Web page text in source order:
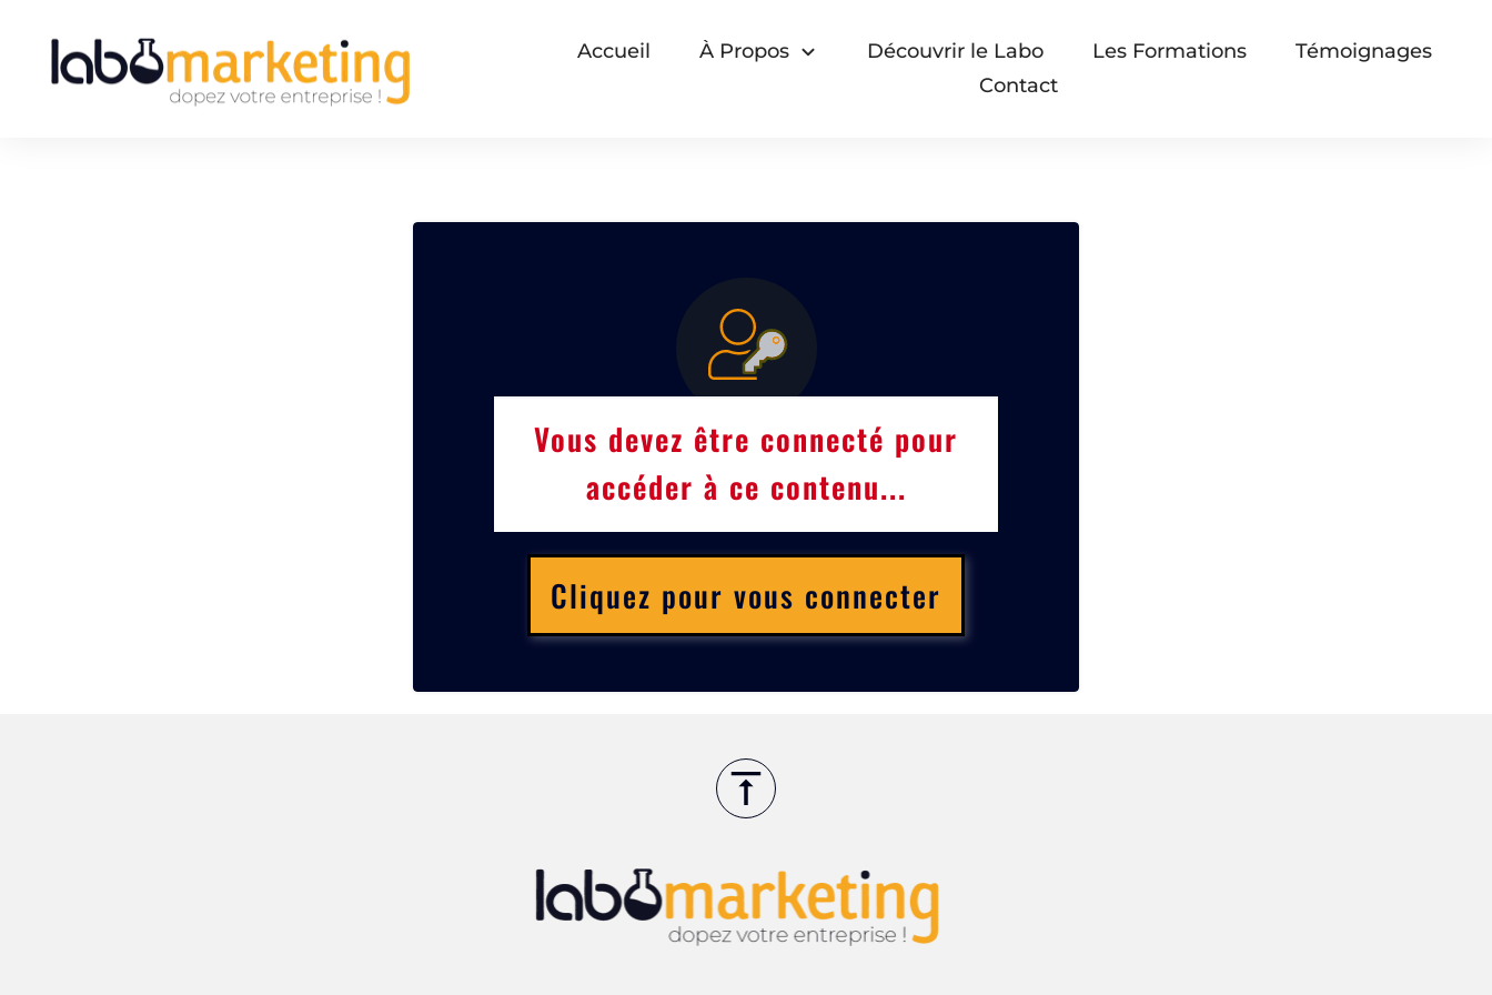
Accueil À Propos Découvrir le Labo Les Formations
Témoignages
Contact
Vous devez être connecté pour
accéder à ce contenu...
Cliquez pour vous connecter